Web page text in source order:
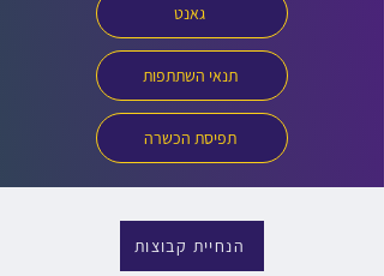
גאנט
תנאי השתתפות
תפיסת הכשרה
הנחיית קבוצות